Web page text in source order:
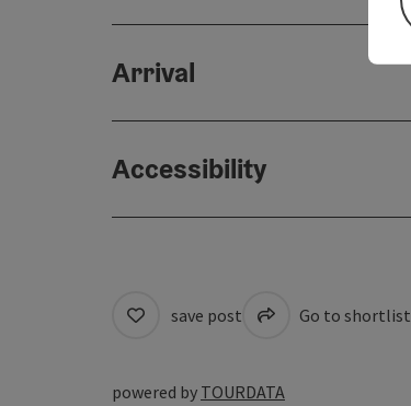
Arrival
Accessibility
save post Go to shortlist
powered by TOURDATA